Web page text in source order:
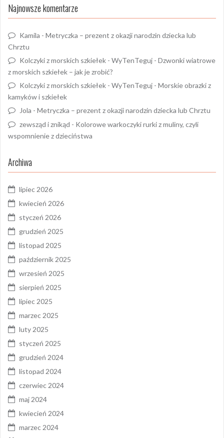
Najnowsze komentarze
Kamila - Metryczka – prezent z okazji narodzin dziecka lub
Chrztu
Kolczyki z morskich szkiełek - WyTenTeguj - Dzwonki wiatrowe
z morskich szkiełek – jak je zrobić?
Kolczyki z morskich szkiełek - WyTenTeguj - Morskie obrazki z
kamyków i szkiełek
Jola - Metryczka – prezent z okazji narodzin dziecka lub Chrztu
zewsząd i znikąd - Kolorowe warkoczyki rurki z muliny, czyli
wspomnienie z dzieciństwa
Archiwa
lipiec 2026
kwiecień 2026
styczeń 2026
grudzień 2025
listopad 2025
październik 2025
wrzesień 2025
sierpień 2025
lipiec 2025
marzec 2025
luty 2025
styczeń 2025
grudzień 2024
listopad 2024
czerwiec 2024
maj 2024
kwiecień 2024
marzec 2024